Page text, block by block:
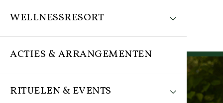
WELLNESSRESORT
ACTIES & ARRANGEMENTEN
RITUELEN & EVENTS